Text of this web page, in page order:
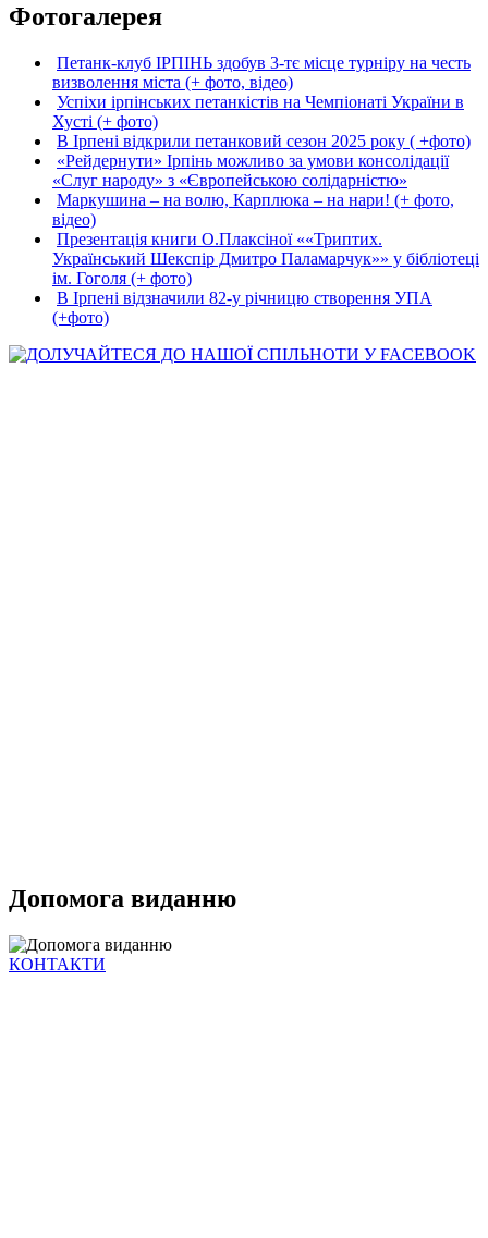
Фотогалерея
Петанк-клуб ІРПІНЬ здобув 3-тє місце турніру на честь
визволення міста (+ фото, відео)
Успіхи ірпінських петанкістів на Чемпіонаті України в
Хусті (+ фото)
В Ірпені відкрили петанковий сезон 2025 року ( +фото)
«Рейдернути» Ірпінь можливо за умови консолідації
«Слуг народу» з «Європейською солідарністю»
Маркушина – на волю, Карплюка – на нари! (+ фото,
відео)
Презентація книги О.Плаксіної ««Триптих.
Український Шекспір Дмитро Паламарчук»» у бібліотеці
ім. Гоголя (+ фото)
В Ірпені відзначили 82-у річницю створення УПА
(+фото)
Допомога виданню
КОНТАКТИ